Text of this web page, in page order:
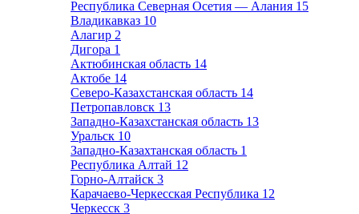
Республика Северная Осетия — Алания 15
Владикавказ 10
Алагир 2
Дигора 1
Актюбинская область 14
Актобе 14
Северо-Казахстанская область 14
Петропавловск 13
Западно-Казахстанская область 13
Уральск 10
Западно-Казахтанская область 1
Республика Алтай 12
Горно-Алтайск 3
Карачаево-Черкесская Республика 12
Черкесск 3